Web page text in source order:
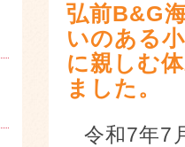
弘前B&G
いのある
に親しむ
ました。
令和7年7